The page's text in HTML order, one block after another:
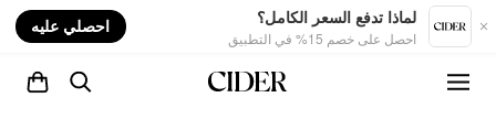
لماذا تدفع السعر الكامل؟
احصل على خصم 15% في التطبيق
احصلي عليه